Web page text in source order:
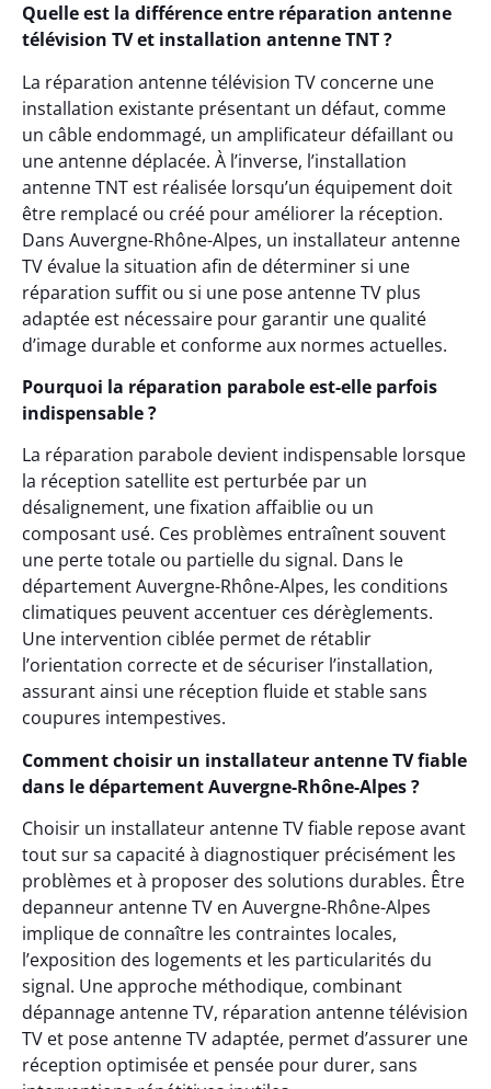
Quelle est la différence entre réparation antenne
télévision TV et installation antenne TNT ?
La réparation antenne télévision TV concerne une
installation existante présentant un défaut, comme
un câble endommagé, un amplificateur défaillant ou
une antenne déplacée. À l’inverse, l’installation
antenne TNT est réalisée lorsqu’un équipement doit
être remplacé ou créé pour améliorer la réception.
Dans Auvergne-Rhône-Alpes, un installateur antenne
TV évalue la situation afin de déterminer si une
réparation suffit ou si une pose antenne TV plus
adaptée est nécessaire pour garantir une qualité
d’image durable et conforme aux normes actuelles.
Pourquoi la réparation parabole est-elle parfois
indispensable ?
La réparation parabole devient indispensable lorsque
la réception satellite est perturbée par un
désalignement, une fixation affaiblie ou un
composant usé. Ces problèmes entraînent souvent
une perte totale ou partielle du signal. Dans le
département Auvergne-Rhône-Alpes, les conditions
climatiques peuvent accentuer ces dérèglements.
Une intervention ciblée permet de rétablir
l’orientation correcte et de sécuriser l’installation,
assurant ainsi une réception fluide et stable sans
coupures intempestives.
Comment choisir un installateur antenne TV fiable
dans le département Auvergne-Rhône-Alpes ?
Choisir un installateur antenne TV fiable repose avant
tout sur sa capacité à diagnostiquer précisément les
problèmes et à proposer des solutions durables. Être
depanneur antenne TV en Auvergne-Rhône-Alpes
implique de connaître les contraintes locales,
l’exposition des logements et les particularités du
signal. Une approche méthodique, combinant
dépannage antenne TV, réparation antenne télévision
TV et pose antenne TV adaptée, permet d’assurer une
réception optimisée et pensée pour durer, sans